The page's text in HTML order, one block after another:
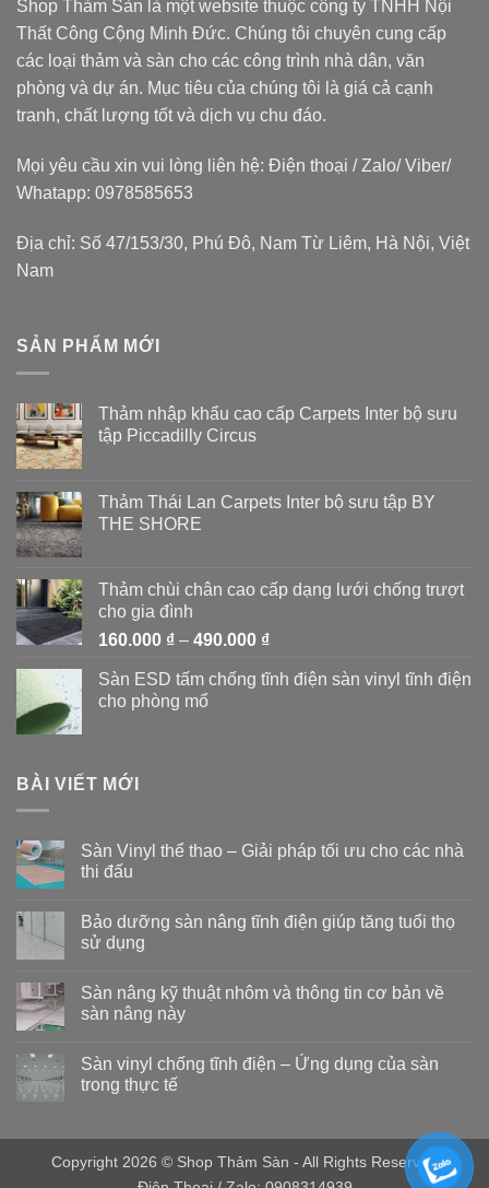
Shop Thảm Sàn là một website thuộc công ty TNHH Nội
Thất Công Cộng Minh Đức. Chúng tôi chuyên cung cấp
các loại thảm và sàn cho các công trình nhà dân, văn
phòng và dự án. Mục tiêu của chúng tôi là giá cả cạnh
tranh, chất lượng tốt và dịch vụ chu đáo.
Mọi yêu cầu xin vui lòng liên hệ: Điện thoại / Zalo/ Viber/
Whatapp: 0978585653
Địa chỉ: Số 47/153/30, Phú Đô, Nam Từ Liêm, Hà Nội, Việt
Nam
SẢN PHẨM MỚI
Thảm nhập khẩu cao cấp Carpets Inter bộ sưu
tập Piccadilly Circus
Thảm Thái Lan Carpets Inter bộ sưu tập BY
THE SHORE
Thảm chùi chân cao cấp dạng lưới chống trượt
cho gia đình
160.000 ₫ – 490.000 ₫Khoảng
từ
Sàn ESD tấm chống tĩnh điện sàn vinyl tĩnh điện
cho phòng mổ
BÀI VIẾT MỚI
Sàn Vinyl thể thao – Giải pháp tối ưu cho các nhà
thi đấu
bình
luận
ở
thể
thao
–
tối
ưu
cho
Bảo dưỡng sàn nâng tĩnh điện giúp tăng tuổi thọ
sử dụng
bình
luận
ở
sàn
nâng
tĩnh
thọ
Sàn nâng kỹ thuật nhôm và thông tin cơ bản về
sàn nâng này
bình
luận
ở
nhôm
Sàn vinyl chống tĩnh điện – Ứng dụng của sàn
trong thực tế
bình
ở
Copyright 2026 © Shop Thảm Sàn - All Rights Reserved